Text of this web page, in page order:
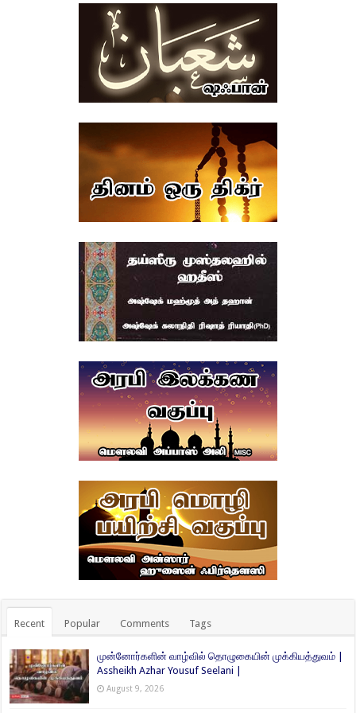
Recent Popular Comments Tags
முன்னோர்களின் வாழ்வில் தொழுகையின் முக்கியத்துவம் |
Assheikh Azhar Yousuf Seelani |
August 9, 2026